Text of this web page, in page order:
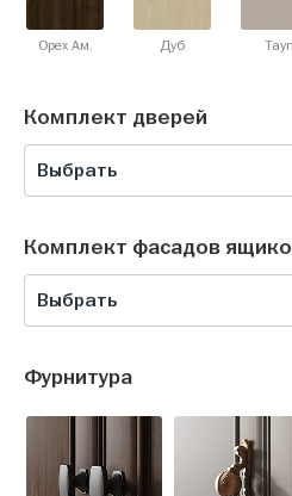
Орех Ам. Дуб Тауп
Комплект дверей
Выбрать
Комплект фасадов
Выбрать
Фурнитура